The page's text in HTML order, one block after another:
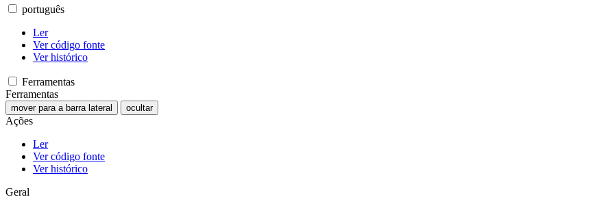
português
Ler
Ver código fonte
Ver histórico
Ferramentas
Ferramentas
mover para a barra lateral ocultar
Ações
Ler
Ver código fonte
Ver histórico
Geral